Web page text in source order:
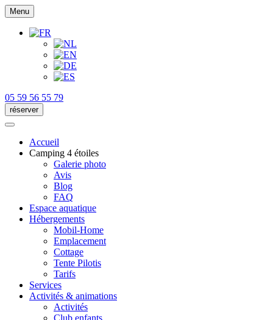
Menu
05 59 56 55 79
réserver
Accueil
Camping 4 étoiles
Galerie photo
Avis
Blog
FAQ
Espace aquatique
Hébergements
Mobil-Home
Emplacement
Cottage
Tente Pilotis
Tarifs
Services
Activités & animations
Activités
Club enfants